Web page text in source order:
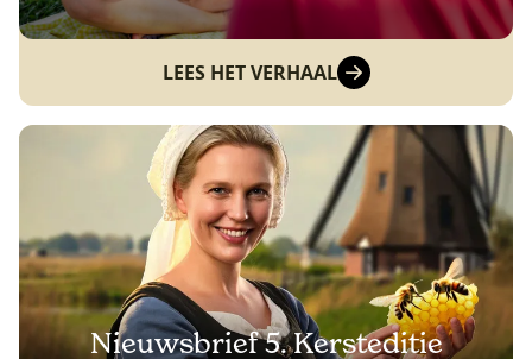
LEES HET VERHAAL
Nieuwsbrief 5. Kersteditie